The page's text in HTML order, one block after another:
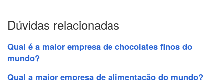
Dúvidas relacionadas
Qual é a maior empresa de chocolates finos do
mundo?
Qual a maior empresa de alimentação do mundo?